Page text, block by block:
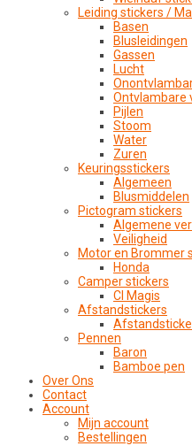
Leiding stickers /
Basen
Blusleidingen
Gassen
Lucht
Ontvlambare
Pijlen
Stoom
Water
Zuren
Keuringsstickers
Algemeen
Blusmiddelen
Pictogram stickers
Algemene
Veiligheid
Motor en Brommer
Honda
Camper stickers
CI Magis
Afstandstickers
Pennen
Baron
Bamboe pen
Over Ons
Contact
Account
Mijn account
Bestellingen